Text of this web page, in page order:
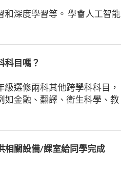
深度學習等。 學會人工智能
科目嗎？
選修兩科其他跨學科科目，
如金融、翻譯、衛生科學、教
相關設備/課室給同學完成